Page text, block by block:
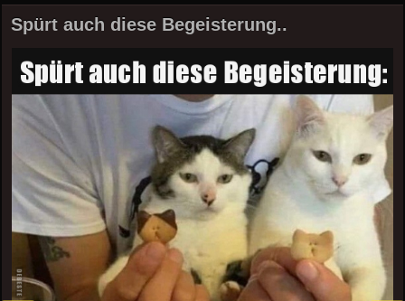
Spürt auch diese Begeisterung..